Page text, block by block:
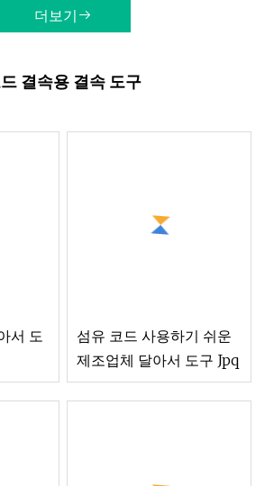
더보기
결속용 결속 도구
서 도
섬유 코드 사용하기 쉬운
제조업체 달아서 도구 Jpq